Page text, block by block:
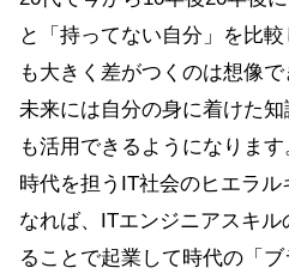
と「持ってない自分」を比
も大きく差がつくのは想像で
未来には自分の身に着けた
も活用できるようになりま
時代を担うIT社会のヒエラ
なれば、ITエンジニアスキ
ることで起業して時代の「